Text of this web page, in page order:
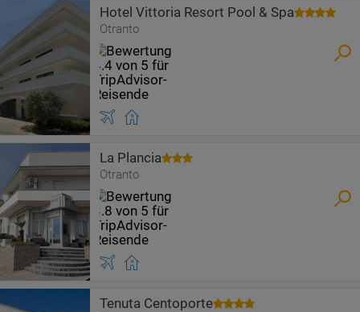
Hotel Vittoria Resort Pool & Spa
Otranto
La Plancia
Otranto
Tenuta Centoporte